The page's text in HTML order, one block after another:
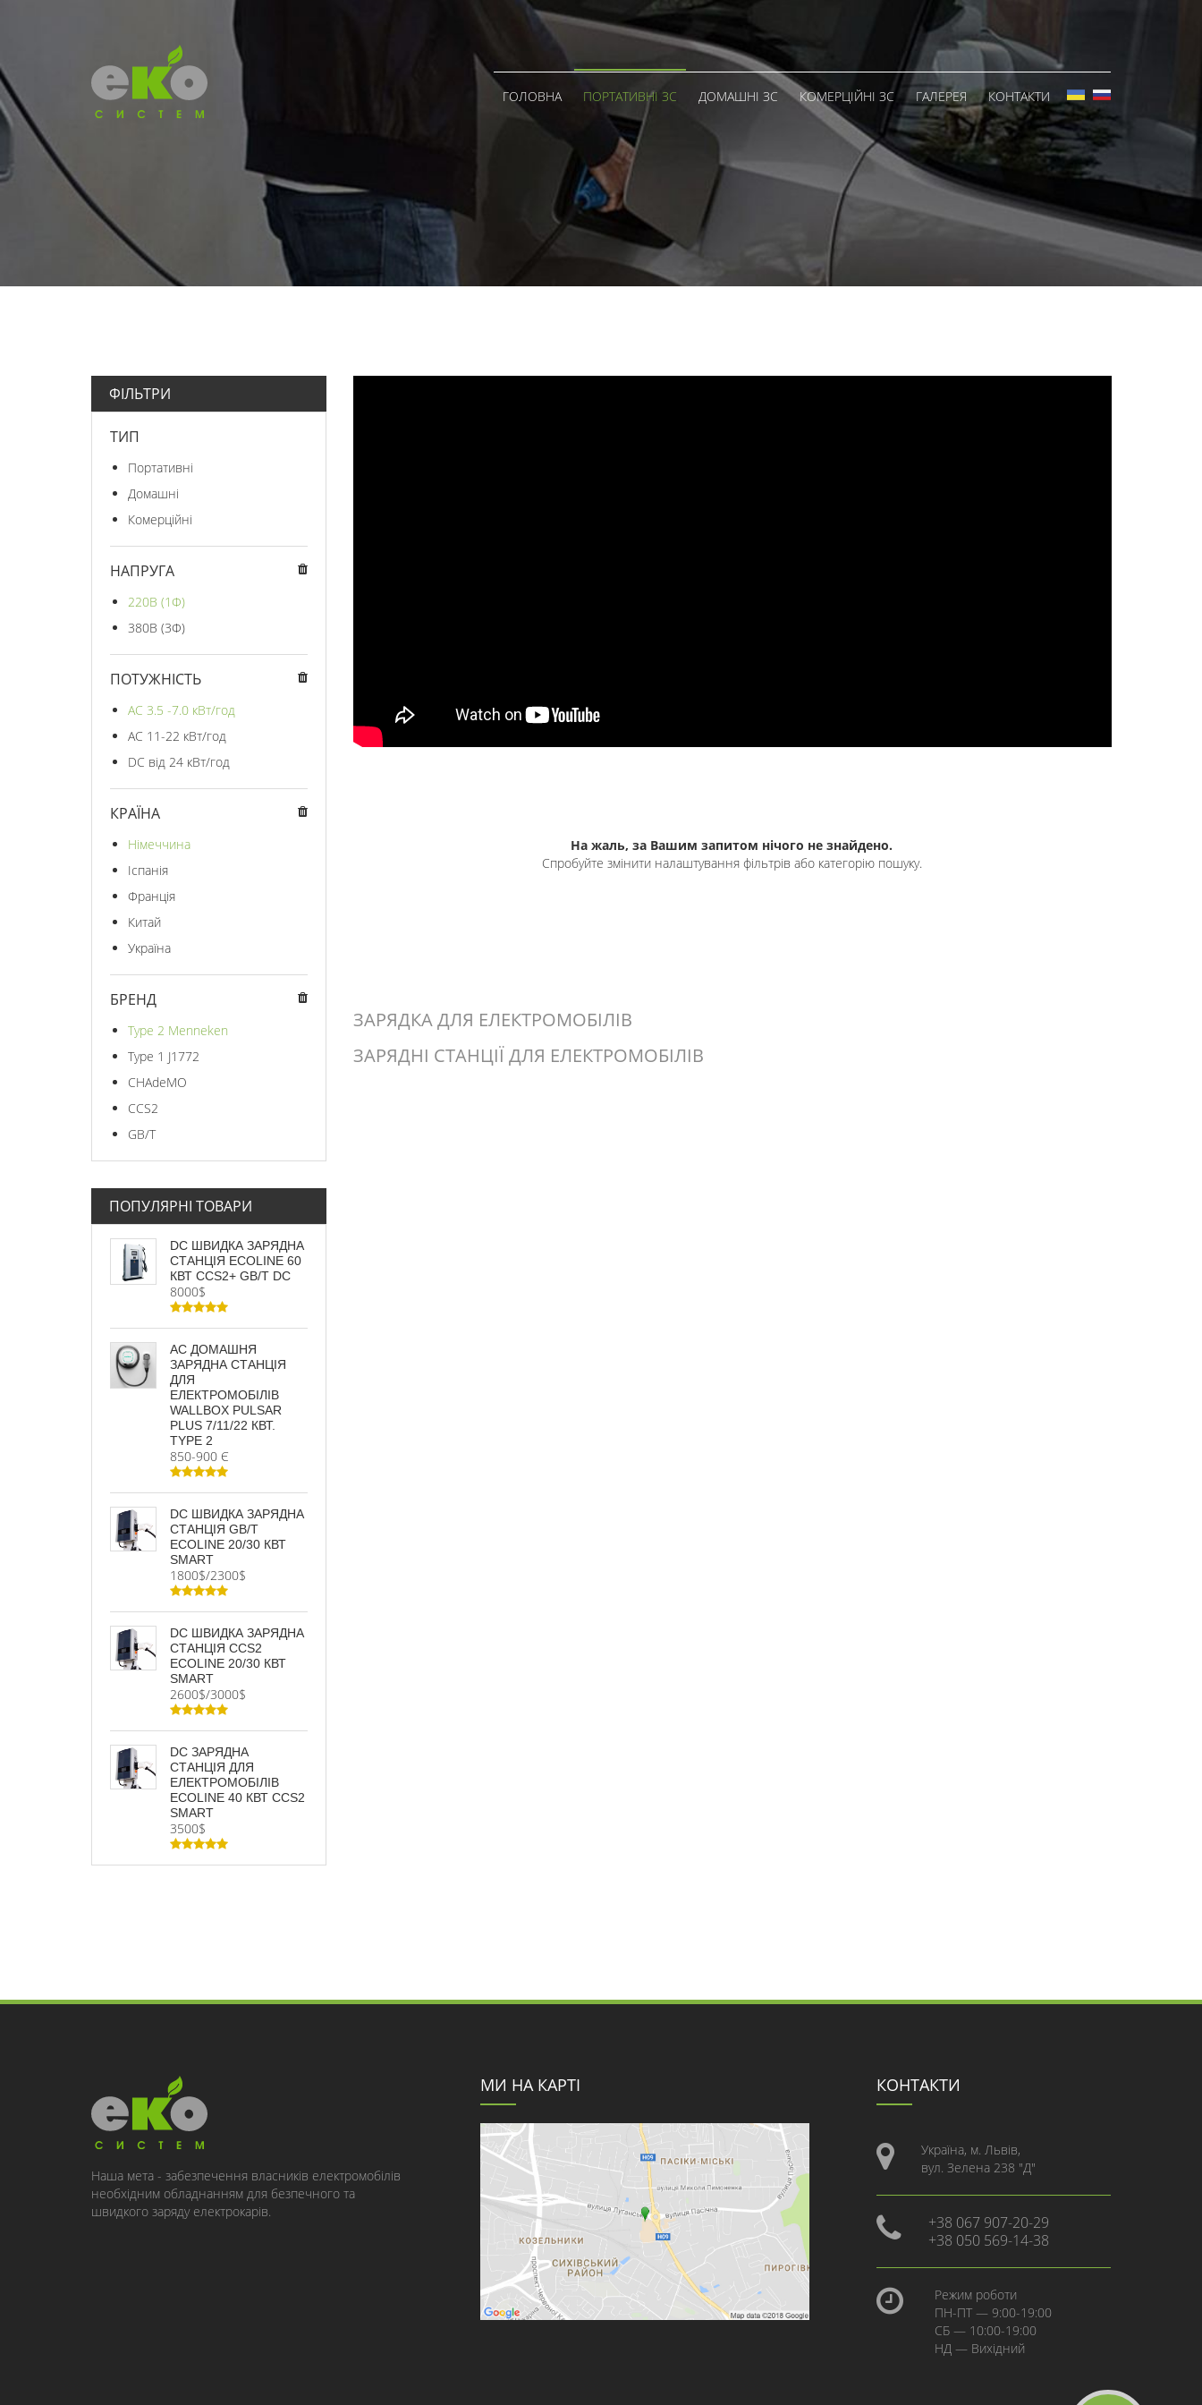
ГОЛОВНА ПОРТАТИВНІ ЗС ДОМАШНІ ЗС КОМЕРЦІЙНІ ЗС ГАЛЕРЕЯ КОНТАКТИ
На жаль, за Вашим запитом нічого не знайдено.
Спробуйте змінити налаштування фільтрів або категорію пошуку.
ЗАРЯДКА ДЛЯ ЕЛЕКТРОМОБІЛІВ
ЗАРЯДНІ СТАНЦІЇ ДЛЯ ЕЛЕКТРОМОБІЛІВ
ФІЛЬТРИ
ТИП
Портативні
Домашні
Комерційні
НАПРУГА
220В (1Ф)
380В (3Ф)
ПОТУЖНІСТЬ
AC 3.5 -7.0 кВт/год
AC 11-22 кВт/год
DC від 24 кВт/год
КРАЇНА
Німеччина
Іспанія
Франція
Китай
Україна
БРЕНД
Type 2 Menneken
Type 1 J1772
CHAdeMO
CCS2
GB/T
ПОПУЛЯРНІ ТОВАРИ
DC ШВИДКА ЗАРЯДНА
СТАНЦІЯ ECOLINE 60
КВТ CCS2+ GB/T DC
8000$
AC ДОМАШНЯ
ЗАРЯДНА СТАНЦІЯ
ДЛЯ
ЕЛЕКТРОМОБІЛІВ
WALLBOX PULSAR
PLUS 7/11/22 КВТ.
TYPE 2
850-900 Є
DC ШВИДКА ЗАРЯДНА
СТАНЦІЯ GB/T
ECOLINE 20/30 КВТ
SMART
1800$/2300$
DC ШВИДКА ЗАРЯДНА
СТАНЦІЯ CCS2
ECOLINE 20/30 КВТ
SMART
2600$/3000$
DC ЗАРЯДНА
СТАНЦІЯ ДЛЯ
ЕЛЕКТРОМОБІЛІВ
ECOLINE 40 КВТ CCS2
SMART
3500$
Наша мета - забезпечення власників електромобілів
необхідним обладнанням для безпечного та
швидкого заряду електрокарів.
МИ НА КАРТІ КОНТАКТИ
Україна, м. Львів,
вул. Зелена 238 "Д"
+38 067 907-20-29
+38 050 569-14-38
Режим роботи
ПН-ПТ — 9:00-19:00
СБ — 10:00-19:00
НД — Вихідний